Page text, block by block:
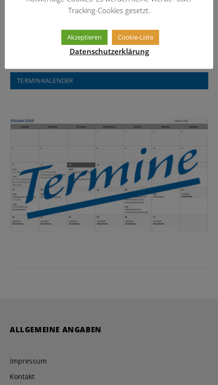
Widmann-Gymnasium
TERMINKALENDER
ALLGEMEINE ANGABEN
Impressum
Kontakt
Tracking-Cookies gesetzt.
Akzeptieren Cookie-Liste
Datenschutzerklärung